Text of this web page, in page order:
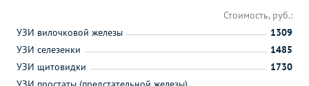
Стоимость, руб.:
УЗИ вилочковой железы
1309
УЗИ селезенки
1485
УЗИ щитовидки
1730